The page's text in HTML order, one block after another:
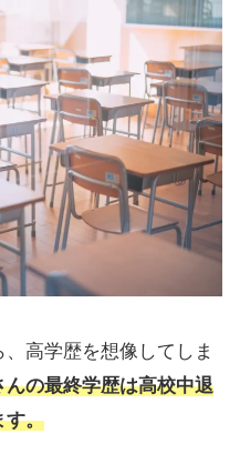
高学歴を想像してしま
んの最終学歴は高校中退
す。